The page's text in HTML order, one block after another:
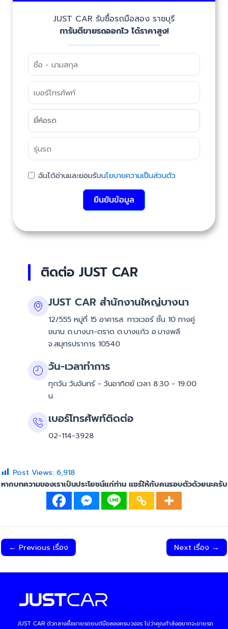
JUST CAR รับซื้อรถมือสอง ราชบุรี
การันตีขายรถออกไว ได้ราคาสูง!
ฉันได้อ่านและยอมรับนโยบายความเป็นส่วนตัว
ยืนยันข้อมูล
ติดต่อ JUST CAR
JUST CAR สำนักงานใหญ่บางนา
12/555 หมู่ที่ 15 อาคารส. ทาวเวอร์ ชั้น 10 ทางคู่
ขนาน ถ.บางนา-ตราด ต.บางแก้ว อ.บางพลี
จ.สมุทรปราการ 10540
วัน-เวลาทำการ
ทุกวัน วันจันทร์ - วันอาทิตย์ เวลา 8:30 - 19:00
น.
เบอร์โทรศัพท์ติดต่อ
02-114-3928
Post Views: 6,918
หากบทความของเราเป็นประโยชน์แก่ท่าน แชร์ให้กับคนรอบตัวด้วยนะครับ
← Previous เรื่อง Next เรื่อง →
JUST CAR ตัวกลางซื้อขายรถยนต์มือสองครบวงจร ไม่ว่าคุณกำลังอยากจะขายรถ